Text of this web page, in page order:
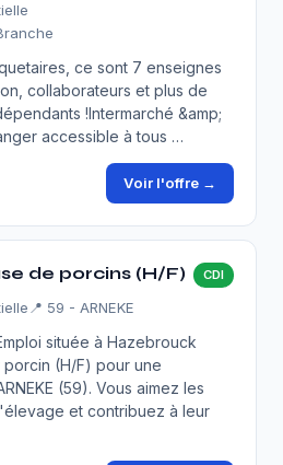
ce sont 7 enseignes
collaborateurs et plus de
!Intermarché &amp;
accessible à tous …
Voir l'offre →
de porcins (H/F) CDI
📍 59 - ARNEKE
située à Hazebrouck
(H/F) pour une
(59). Vous aimez les
et contribuez à leur